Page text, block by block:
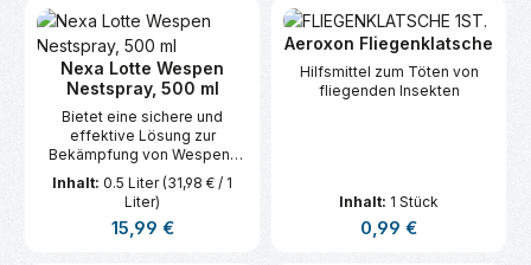
& unterstützt die natürliche
Regenerationsfähigkeit
Geeignet für alle Pflanzen
und Gemüsegärten im Innen-
und Außenbereich
Vorbeugend & vitalisierend -
Gartenbau 100% natürliche
Inhaltsstoffe BIO – Geeignet
für den Öko Landbau*
Nexa Lotte Wespen
Nestspray, 500 ml
Bietet eine sichere und
effektive Lösung zur
Bekämpfung von Wespen-
Nestern, ohne Insektizide.
Inhalt: 0.5 Liter(31,98 € / 1
Liter)
Regulärer Preis:
15,99 €
Aeroxon Fliegenklatsche
Hilfsmittel zum Töten von
fliegenden Insekten
Inhalt: 1 Stück
Regulärer Preis:
0,99 €